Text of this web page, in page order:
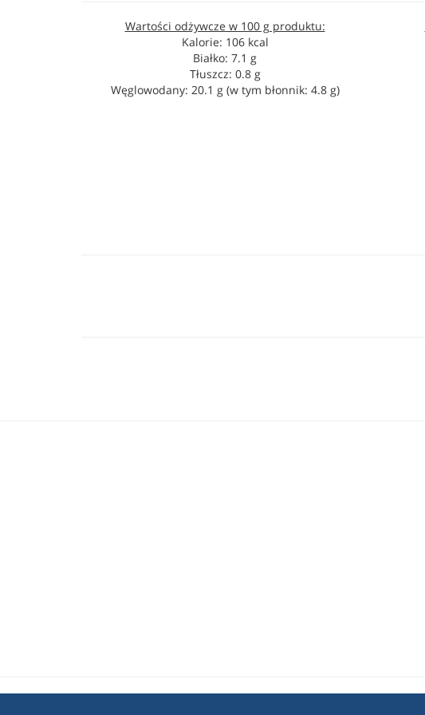
Wartości odżywcze w 100 g produktu:
Kalorie: 106 kcal
Białko: 7.1 g
Tłuszcz: 0.8 g
Węglowodany: 20.1 g (w tym błonnik: 4.8 g)